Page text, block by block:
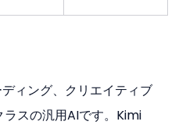
ィング、クリエイティブ
スの汎用AIです。Kimi